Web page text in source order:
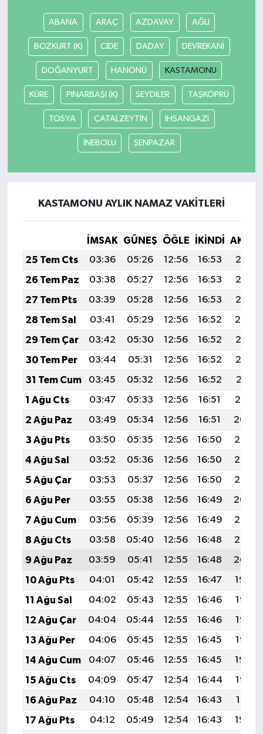
ABANA ARAÇ AZDAVAY AĞLI
BOZKURT (K) CİDE DADAY DEVREKANİ
DOĞANYURT HANÖNÜ KASTAMONU
KÜRE PINARBAŞI (K) SEYDİLER TAŞKÖPRÜ
TOSYA ÇATALZEYTİN İHSANGAZİ
İNEBOLU ŞENPAZAR
KASTAMONU AYLIK NAMAZ VAKITLERI
İMSAK GÜNEŞ ÖĞLE İKINDI
25 Tem Cts
03:36 05:26 12:56 16:53
20:17
26 Tem Paz
03:38 05:27 12:56 16:53
20:16
27 Tem Pts
03:39 05:28 12:56 16:53
20:15
28 Tem Sal
03:41 05:29 12:56 16:52
20:14
29 Tem Çar
03:42 05:30 12:56 16:52
20:13
30 Tem Per
03:44 05:31 12:56 16:52
20:12
31 Tem Cum
03:45 05:32 12:56 16:52
20:11
1 Ağu Cts
03:47 05:33 12:56 16:51
20:10
2 Ağu Paz
03:49 05:34 12:56 16:51
20:09
3 Ağu Pts
03:50 05:35 12:56 16:50
20:08
4 Ağu Sal
03:52 05:36 12:56 16:50
20:07
5 Ağu Çar
03:53 05:37 12:56 16:50
20:05
6 Ağu Per
03:55 05:38 12:56 16:49
20:04
7 Ağu Cum
03:56 05:39 12:56 16:49
20:03
8 Ağu Cts
03:58 05:40 12:56 16:48
20:02
9 Ağu Paz
03:59 05:41 12:55 16:48
20:00
10 Ağu Pts
04:01 05:42 12:55 16:47
19:59
11 Ağu Sal
04:02 05:43 12:55 16:46
19:58
12 Ağu Çar
04:04 05:44 12:55 16:46
19:57
13 Ağu Per
04:06 05:45 12:55 16:45
19:55
14 Ağu Cum
04:07 05:46 12:55 16:45
19:54
15 Ağu Cts
04:09 05:47 12:54 16:44
19:52
16 Ağu Paz
04:10 05:48 12:54 16:43
19:51
17 Ağu Pts
04:12 05:49 12:54 16:43
19:50
SEÇİM 2011
ÜÇÜNCÜ SAYFA
BİLİMNET
Yemek
SİVİL TOPLUM
KİM KİMDİR
ÇEK GÖNDER
HEDEF2020
OTOMOBİL
MİZAH
Genel
Politika
YEREL
BÖLGEDEN
BİLİM TEKNOLOJİ
ASAYİŞ
SEÇİM 2015
ÇEVRE
BİLİM VE TEKNOLOJİ
YARIŞMALAR
TANITIM